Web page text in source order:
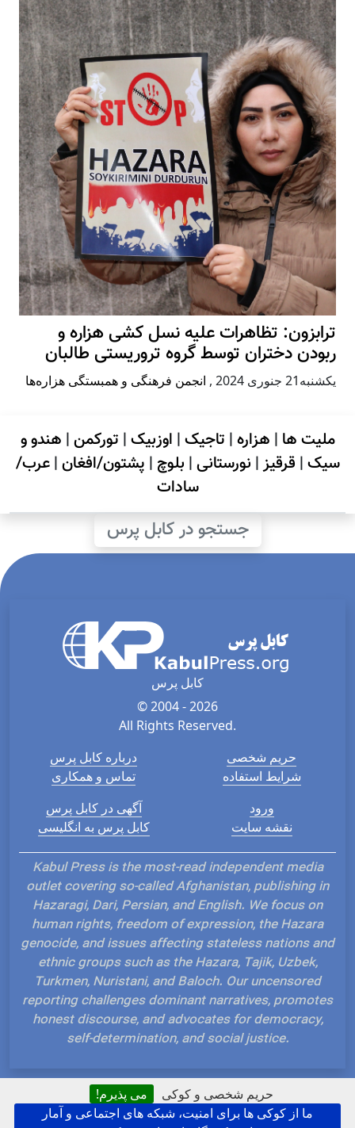
حریم شخصی و کوکی
می پذیرم!
ما از کوکی ها برای امنیت، شبکه های اجتماعی و آمار
ترابزون: تظاهرات علیه نسل کشی هزاره و
ربودن دختران توسط گروه تروریستی طالبان
يكشنبه21 جنوری 2024 , انجمن فرهنگی و همبستگی هزاره‌ها
ملیت ها | هزاره| تاجیک| اوزبیک| تورکمن| هندو و
سیک| قرقیز| نورستانی| بلوچ | پشتون/افغان|عرب/
سادات
جستجو در کابل پرس
کابل پرس
© 2004 - 2026
All Rights Reserved.
درباره کابل پرس
تماس و همکاری
حریم شخصی
شرایط استفاده
آگهی در کابل پرس
کابل پرس به انگلیسی
ورود
نقشه سایت
Kabul Press is the most-read independent media
outlet covering so-called Afghanistan, publishing in
Hazaragi, Dari, Persian, and English. We focus on
human rights, freedom of expression, the Hazara
genocide, and issues affecting stateless nations and
ethnic groups such as the Hazara, Tajik, Uzbek,
Turkmen, Nuristani, and Baloch. Our uncensored
reporting challenges dominant narratives, promotes
honest discourse, and advocates for democracy,
self-determination, and social justice.
Hosted and Developed by IP Plans